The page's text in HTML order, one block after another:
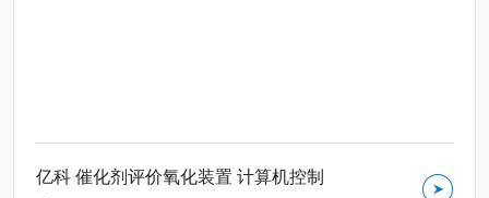
亿科 催化剂评价氧化装置 计算机控制